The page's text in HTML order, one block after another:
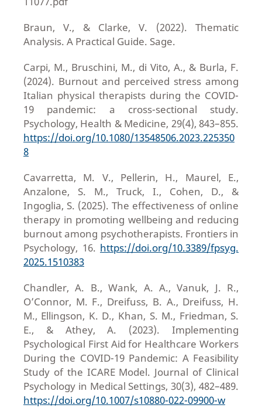
Braun, V., & Clarke, V. (2022). Thematic
Analysis. A Practical Guide. Sage.
Carpi, M., Bruschini, M., di Vito, A., & Burla, F.
(2024). Burnout and perceived stress among
Italian physical therapists during the COVID-
19 pandemic: a cross-sectional study.
Psychology, Health & Medicine, 29(4), 843–855.
https://doi.org/10.1080/13548506.2023.225350
8
Cavarretta, M. V., Pellerin, H., Maurel, E.,
Anzalone, S. M., Truck, I., Cohen, D., &
Ingoglia, S. (2025). The effectiveness of online
therapy in promoting wellbeing and reducing
burnout among psychotherapists. Frontiers in
Psychology, 16. https://doi.org/10.3389/fpsyg.
2025.1510383
Chandler, A. B., Wank, A. A., Vanuk, J. R.,
O’Connor, M. F., Dreifuss, B. A., Dreifuss, H.
M., Ellingson, K. D., Khan, S. M., Friedman, S.
E., & Athey, A. (2023). Implementing
Psychological First Aid for Healthcare Workers
During the COVID-19 Pandemic: A Feasibility
Study of the ICARE Model. Journal of Clinical
Psychology in Medical Settings, 30(3), 482–489.
https://doi.org/10.1007/s10880-022-09900-w